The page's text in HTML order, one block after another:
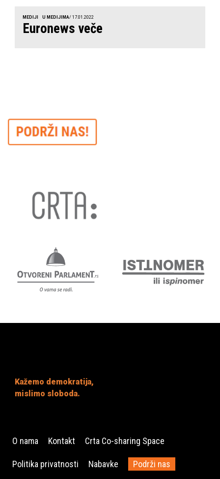
MEDIJI U MEDIJIMA/ 17.01.2022
Euronews veče
Kažemo demokratija,
mislimo sloboda.
O nama Kontakt Crta Co-sharing Space
Politika privatnosti Nabavke Podrži nas